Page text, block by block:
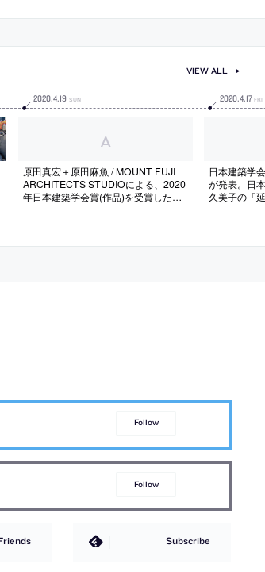
2020.4.19 SUN
原田真宏＋原田麻魚 / MOUNT FUJI
ARCHITECTS STUDIOによる、2020
年日本建築学会賞(作品)を受賞した
2020.4.17 FRI
日本建築学
が発表。日
久美子の「
VIEW ALL
Follow
Follow
Subscribe